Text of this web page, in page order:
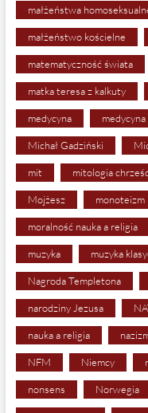
małżeństwa
małżeństwo kościelne
matematyczność świata
matka teresa z kalkuty
medycyna
Michał Gadziński
mit mitologia
Mojżesz monoteizm
moralność nauka a religia
muzyka muzyka
Nagroda Templetona
narodziny Jezusa
nauka a religia
NFM Niemcy
nonsens Norwegia